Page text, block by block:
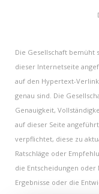
Die Gesellschaft bemüht
dieser Internetseite
auf den Hypertext-
genau sind. Die
Genauigkeit,
auf dieser Seite
verpflichtet, diese zu
Ratschläge oder
die Entscheidungen
Ergebnisse oder die